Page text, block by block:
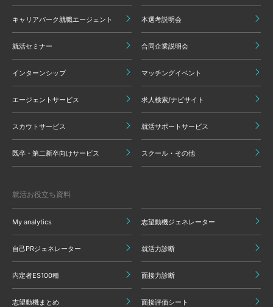
キャリアパーク就職エージェント 本選考説明会
就活セミナー 合同企業説明会
インターンシップ マッチングイベント
エージェントサービス 求人検索/ナビサイト
スカウトサービス 就活サポートサービス
既卒・第二新卒向けサービス スクール・その他
就活お役立ち資料
My analytics 志望動機ジェネレーター
自己PRジェネレーター 就活力診断
内定者ES100種 面接力診断
志望動機まとめ 面接評価シート